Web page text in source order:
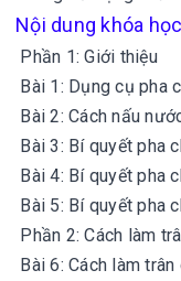
Nội dung khóa học
Phần 1: Giới thiệu
Bài 1: Dụng cụ pha
Bài 2: Cách nấu
Bài 3: Bí quyết pha
Bài 4: Bí quyết pha
Bài 5: Bí quyết pha
Phần 2: Cách làm
Bài 6: Cách làm